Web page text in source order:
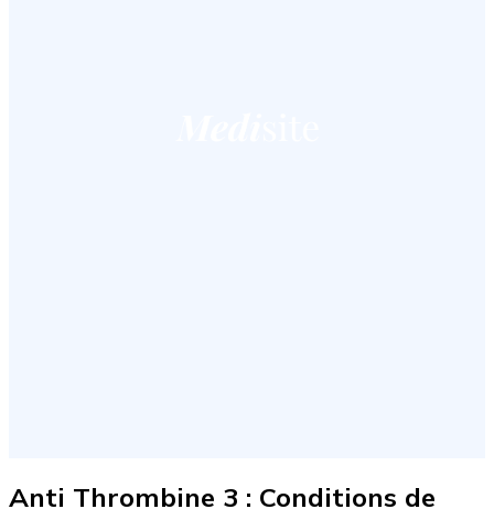
Anti Thrombine 3 : Conditions de